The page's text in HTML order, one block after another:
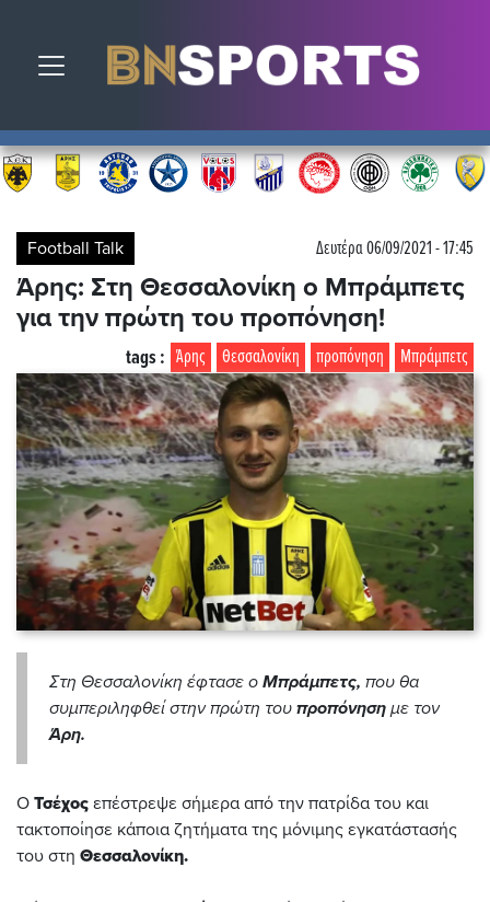
Toggle navigation
Football Talk Δευτέρα 06/09/2021 - 17:45
Άρης: Στη Θεσσαλονίκη ο Μπράμπετς
για την πρώτη του προπόνηση!
Μπράμπετς
προπόνηση
Θεσσαλονίκη
Άρης
tags :
Στη Θεσσαλονίκη έφτασε ο Μπράμπετς, που θα
συμπεριληφθεί στην πρώτη του προπόνηση με τον
Άρη.
Ο Τσέχος επέστρεψε σήμερα από την πατρίδα του και
τακτοποίησε κάποια ζητήματα της μόνιμης εγκατάστασής
του στη Θεσσαλονίκη.